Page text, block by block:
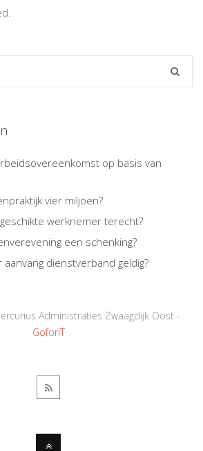
op basis van
vier miljoen?
werknemer terecht?
een schenking?
dienstverband geldig?
Administraties Zwaagdijk Oost -
GoforIT